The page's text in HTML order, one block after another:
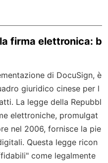
firma elettronica: b
di DocuSign, è
giuridico cinese per l
La legge della Repubbl
elettroniche, promulgat
nel 2006, fornisce la pie
Questa legge ricon
come legalmente